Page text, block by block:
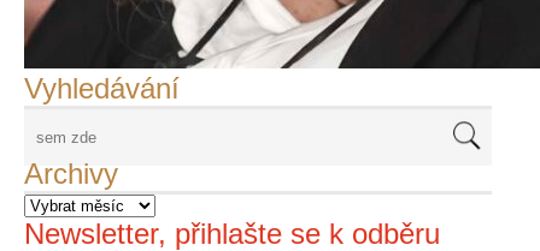
Adriena Šimotová
Richard Štipl v Benátkách
Langweiluv model v Praze
Japanolog Petr Geisler, foto: Petr Šálek
©Frank Kortan,Yellow Shark, portrét Franka Zappy
Nové Svatovítské varhany
Vyhledávání
Archivy
Newsletter, přihlašte se k odběru